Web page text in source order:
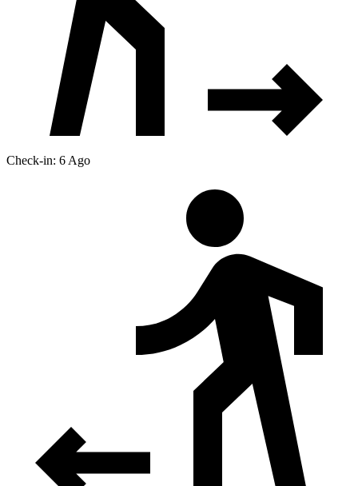
Check-in: 6 Ago